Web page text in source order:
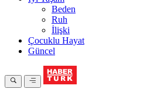
Beden
Ruh
İlişki
Çocuklu Hayat
Güncel